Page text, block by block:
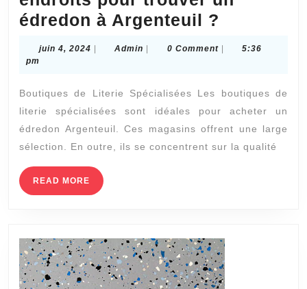
édredon à Argenteuil ?
les
endroits
pour
trouver
?
juin 4, 2024 juin
| Admin Admin
| 0 Comment |
5:36
pm
Boutiques de Literie Spécialisées Les boutiques de
literie spécialisées sont idéales pour acheter un
édredon Argenteuil. Ces magasins offrent une large
sélection. En outre, ils se concentrent sur la qualité
READ MORE READ
MORE